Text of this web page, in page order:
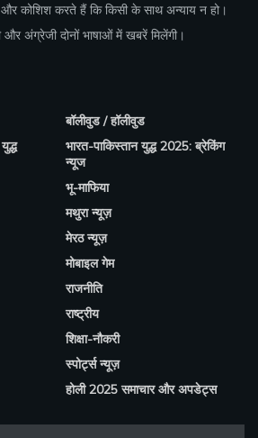
कोशिश करते हैं कि किसी के साथ अन्याय न हो।
और अंग्रेजी दोनों भाषाओं में खबरें मिलेंगी।
बॉलीवुड / हॉलीवुड
भारत-पाकिस्तान युद्ध 2025: ब्रेकिंग
न्यूज
भू-माफिया
मथुरा न्यूज़
मेरठ न्यूज़
मोबाइल गेम
राजनीति
राष्ट्रीय
शिक्षा-नौकरी
स्पोर्ट्स न्यूज़
होली 2025 समाचार और अपडेट्स